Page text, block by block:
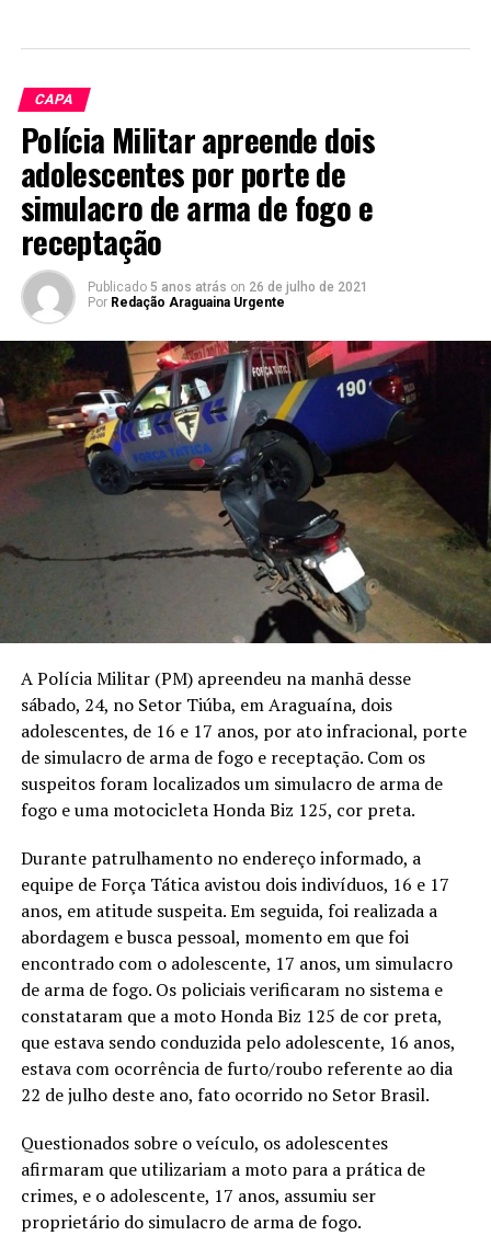
CAPA
Polícia Militar apreende dois
adolescentes por porte de
simulacro de arma de fogo e
receptação
Publicado 5 anos atrás on 26 de julho de 2021
Por Redação Araguaina Urgente
A Polícia Militar (PM) apreendeu na manhã desse
sábado, 24, no Setor Tiúba, em Araguaína, dois
adolescentes, de 16 e 17 anos, por ato infracional, porte
de simulacro de arma de fogo e receptação. Com os
suspeitos foram localizados um simulacro de arma de
fogo e uma motocicleta Honda Biz 125, cor preta.
Durante patrulhamento no endereço informado, a
equipe de Força Tática avistou dois indivíduos, 16 e 17
anos, em atitude suspeita. Em seguida, foi realizada a
abordagem e busca pessoal, momento em que foi
encontrado com o adolescente, 17 anos, um simulacro
de arma de fogo. Os policiais verificaram no sistema e
constataram que a moto Honda Biz 125 de cor preta,
que estava sendo conduzida pelo adolescente, 16 anos,
estava com ocorrência de furto/roubo referente ao dia
22 de julho deste ano, fato ocorrido no Setor Brasil.
Questionados sobre o veículo, os adolescentes
afirmaram que utilizariam a moto para a prática de
crimes, e o adolescente, 17 anos, assumiu ser
proprietário do simulacro de arma de fogo.